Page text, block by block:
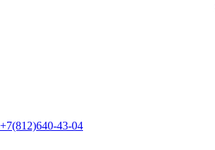
+7(812)640-43-04